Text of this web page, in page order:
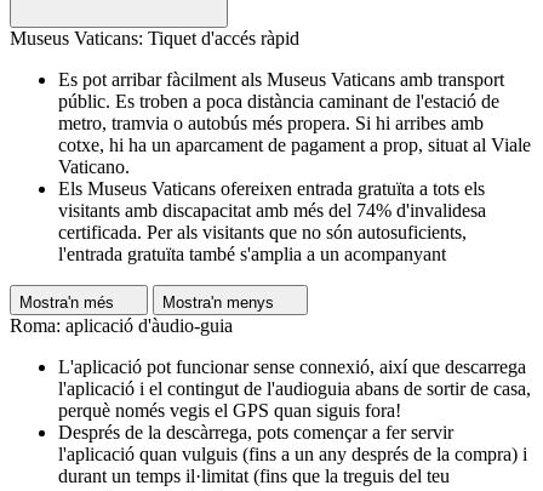
Museus Vaticans: Tiquet d'accés ràpid
Es pot arribar fàcilment als Museus Vaticans amb transport
públic. Es troben a poca distància caminant de l'estació de
metro, tramvia o autobús més propera. Si hi arribes amb
cotxe, hi ha un aparcament de pagament a prop, situat al Viale
Vaticano.
Els Museus Vaticans ofereixen entrada gratuïta a tots els
visitants amb discapacitat amb més del 74% d'invalidesa
certificada. Per als visitants que no són autosuficients,
l'entrada gratuïta també s'amplia a un acompanyant
Mostra'n més Mostra'n menys
Roma: aplicació d'àudio-guia
L'aplicació pot funcionar sense connexió, així que descarrega
l'aplicació i el contingut de l'audioguia abans de sortir de casa,
perquè només vegis el GPS quan siguis fora!
Després de la descàrrega, pots començar a fer servir
l'aplicació quan vulguis (fins a un any després de la compra) i
durant un temps il·limitat (fins que la treguis del teu